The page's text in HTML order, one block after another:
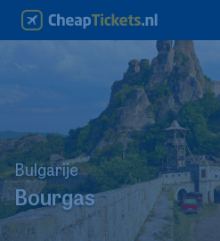
Bulgarije
Bourgas